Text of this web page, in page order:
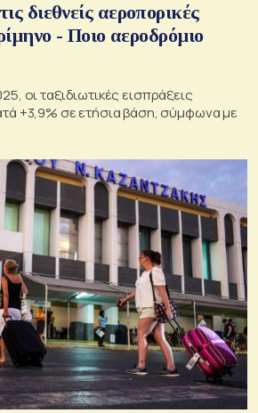
διεθνείς αεροπορικές
- Ποιο αεροδρόμιο
οι ταξιδιωτικές εισπράξεις
+3,9% σε ετήσια βάση, σύμφωνα με